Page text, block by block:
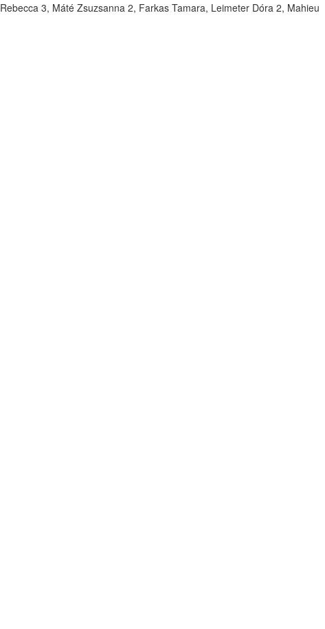
3, Máté Zsuzsanna 2, Farkas Tamara, Leimeter Dóra 2, Mahieu